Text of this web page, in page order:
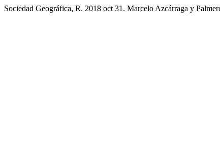
Sociedad Geográfica, R. 2018 oct 31. Marcelo Azcárraga y